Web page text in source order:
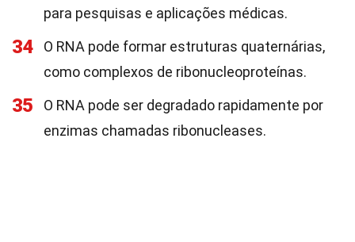
para pesquisas e aplicações médicas.
34
O RNA pode formar estruturas quaternárias,
como complexos de ribonucleoproteínas.
35
O RNA pode ser degradado rapidamente por
enzimas chamadas ribonucleases.